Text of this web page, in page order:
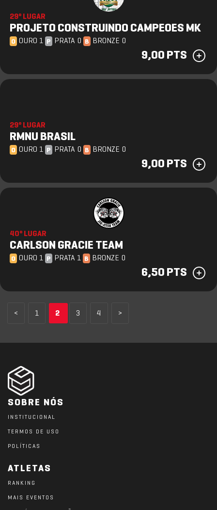
29º LUGAR
PROJETO CONSTRUINDO CAMPEOES MK
O OURO 1 P PRATA 0 B BRONZE 0
9,00 PTS
29º LUGAR
RMNU BRASIL
O OURO 1 P PRATA 0 B BRONZE 0
9,00 PTS
40º LUGAR
CARLSON GRACIE TEAM
O OURO 1 P PRATA 1 B BRONZE 0
6,50 PTS
< 1 2 3 4 >
SOBRE NÓS
INSTITUCIONAL
TERMOS DE USO
POLÍTICAS
ATLETAS
RANKING
MAIS EVENTOS